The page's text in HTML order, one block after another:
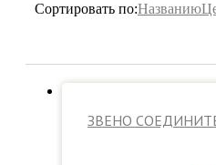
Сортировать по:Названию
ЗВЕНО